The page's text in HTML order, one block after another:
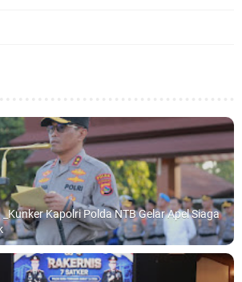
_Kunker Kapolri Polda NTB Gelar Apel Siaga